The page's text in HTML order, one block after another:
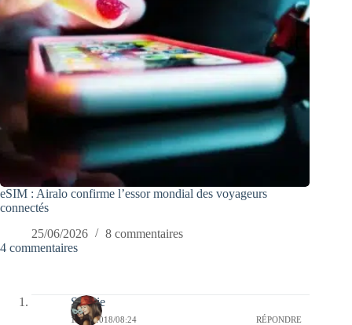
eSIM : Airalo confirme l’essor mondial des voyageurs
connectés
25/06/2026
8 commentaires
4 commentaires
Sophie
16/01/2018/08:24 RÉPONDRE